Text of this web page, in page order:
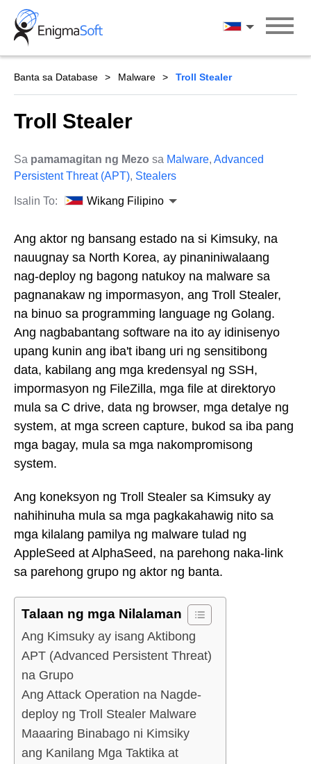
Skip
content
Wikang Filipino
Banta sa Database Malware Troll Stealer
Troll Stealer
Sa pamamagitan ng Mezo sa Malware, Advanced
Persistent Threat (APT), Stealers
Isalin To: Wikang Filipino
Ang aktor ng bansang estado na si Kimsuky, na
nauugnay sa North Korea, ay pinaniniwalaang
nag-deploy ng bagong natukoy na malware sa
pagnanakaw ng impormasyon, ang Troll Stealer,
na binuo sa programming language ng Golang.
Ang nagbabantang software na ito ay idinisenyo
upang kunin ang iba't ibang uri ng sensitibong
data, kabilang ang mga kredensyal ng SSH,
impormasyon ng FileZilla, mga file at direktoryo
mula sa C drive, data ng browser, mga detalye ng
system, at mga screen capture, bukod sa iba pang
mga bagay, mula sa mga nakompromisong
system.
Ang koneksyon ng Troll Stealer sa Kimsuky ay
nahihinuha mula sa mga pagkakahawig nito sa
mga kilalang pamilya ng malware tulad ng
AppleSeed at AlphaSeed, na parehong naka-link
sa parehong grupo ng aktor ng banta.
Talaan ng mga Nilalaman
Ang Kimsuky ay isang Aktibong
APT (Advanced Persistent Threat)
na Grupo
Ang Attack Operation na Nagde-
deploy ng Troll Stealer Malware
Maaaring Binabago ni Kimsiky
ang Kanilang Mga Taktika at